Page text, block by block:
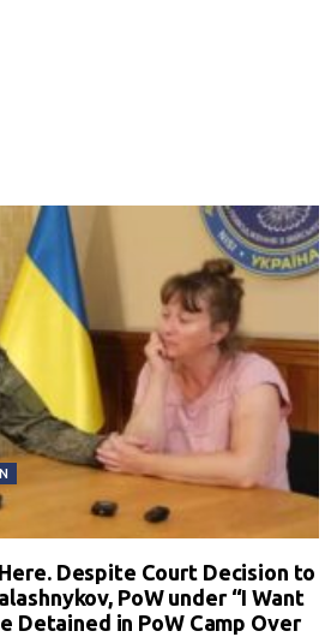
Despite Court Decision to
PoW under “I Want
Detained in PoW Camp Over